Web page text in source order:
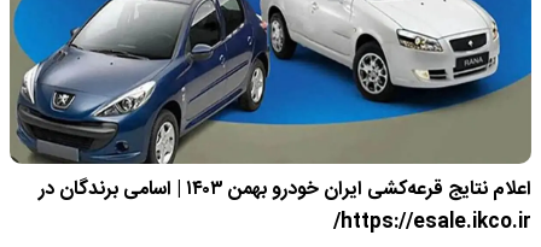
اعلام نتایج قرعه‌کشی ایران خودرو بهمن ۱۴۰۳ | اسامی برندگان در
https://esale.ikco.ir/